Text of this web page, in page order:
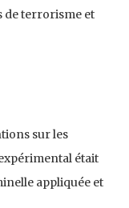
de terrorisme et
sur les
était
appliquée et